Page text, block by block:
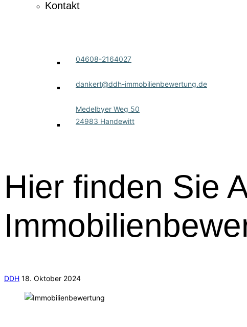
Kontakt
04608-2164027
dankert@ddh-immobilienbewertung.de
Medelbyer Weg 50
24983 Handewitt
Hier finden Sie
DDH 18. Oktober 2024